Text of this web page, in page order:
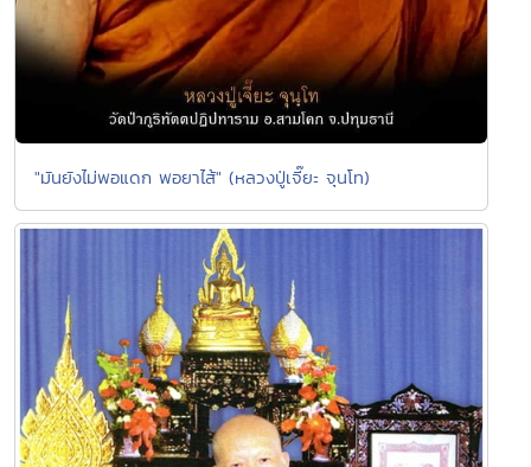
"มันยังไม่พอแดก พอยาไส้" (หลวงปู่เจี๊ยะ จุนโท)